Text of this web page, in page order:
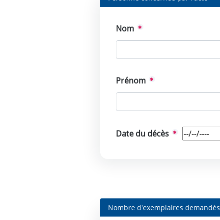
Nom
Prénom
Date du décès
Nombre d'exemplaires demandés